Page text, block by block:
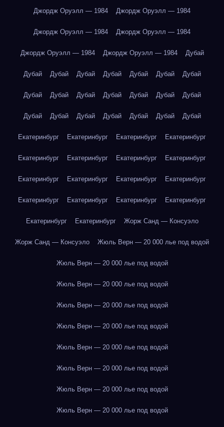
Джордж Оруэлл — 1984 Джордж Оруэлл — 1984
Джордж Оруэлл — 1984 Джордж Оруэлл — 1984
Джордж Оруэлл — 1984 Джордж Оруэлл — 1984 Дубай
Дубай Дубай Дубай Дубай Дубай Дубай Дубай
Дубай Дубай Дубай Дубай Дубай Дубай Дубай
Дубай Дубай Дубай Дубай Дубай Дубай Дубай
Екатеринбург Екатеринбург Екатеринбург Екатеринбург
Екатеринбург Екатеринбург Екатеринбург Екатеринбург
Екатеринбург Екатеринбург Екатеринбург Екатеринбург
Екатеринбург Екатеринбург Екатеринбург Екатеринбург
Екатеринбург Екатеринбург Жорж Санд — Консуэло
Жорж Санд — Консуэло Жюль Верн — 20 000 лье под водой
Жюль Верн — 20 000 лье под водой
Жюль Верн — 20 000 лье под водой
Жюль Верн — 20 000 лье под водой
Жюль Верн — 20 000 лье под водой
Жюль Верн — 20 000 лье под водой
Жюль Верн — 20 000 лье под водой
Жюль Верн — 20 000 лье под водой
Жюль Верн — 20 000 лье под водой